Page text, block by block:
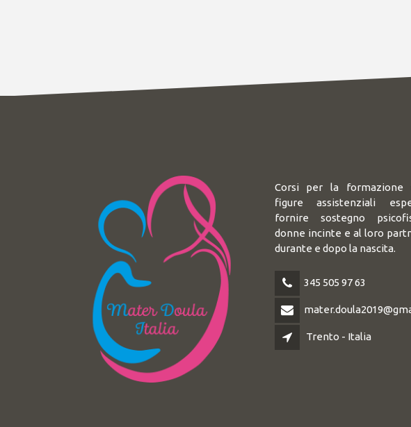
Corsi per la formazione
figure assistenziali
fornire sostegno
donne incinte e al loro
durante e dopo la nascita.
345 505 97 63
Trento - Italia